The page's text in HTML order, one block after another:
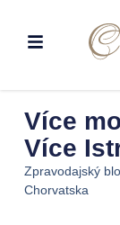
Více
Více
Zpravodajský
Chorvatska